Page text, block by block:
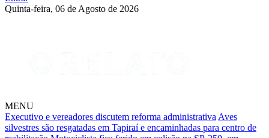
Quinta-feira, 06 de Agosto de 2026
MENU
Executivo e vereadores discutem reforma administrativa Aves
silvestres são resgatadas em Tapiraí e encaminhadas para centro de